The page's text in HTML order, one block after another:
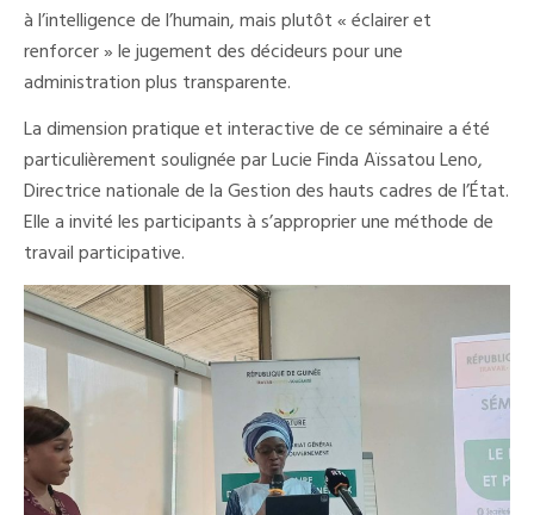
à l’intelligence de l’humain, mais plutôt « éclairer et
renforcer » le jugement des décideurs pour une
administration plus transparente.
La dimension pratique et interactive de ce séminaire a été
particulièrement soulignée par Lucie Finda Aïssatou Leno,
Directrice nationale de la Gestion des hauts cadres de l’État.
Elle a invité les participants à s’approprier une méthode de
travail participative.